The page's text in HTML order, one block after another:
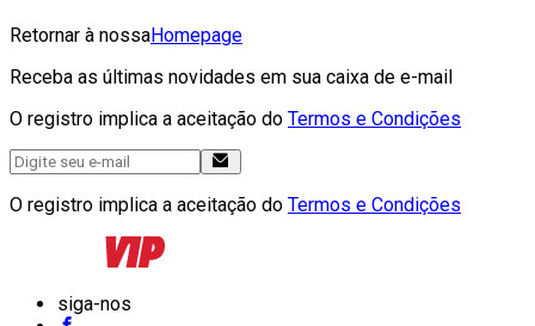
Retornar à nossaHomepage
Receba as últimas novidades em sua caixa de e-mail
O registro implica a aceitação do Termos e Condições
O registro implica a aceitação do Termos e Condições
siga-nos